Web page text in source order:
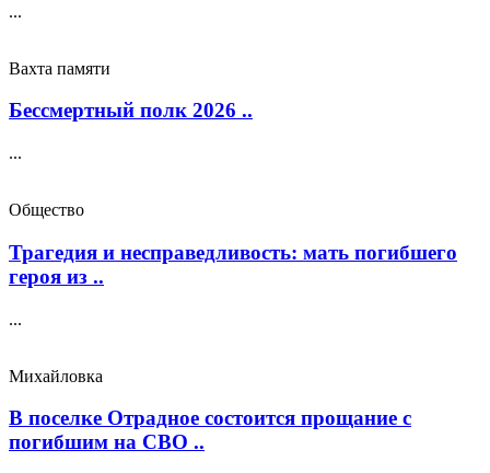
...
Вахта памяти
Бессмертный полк 2026 ..
...
Общество
Трагедия и несправедливость: мать погибшего
героя из ..
...
Михайловка
В поселке Отрадное состоится прощание с
погибшим на СВО ..